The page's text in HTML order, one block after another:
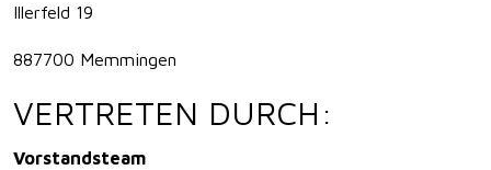
Illerfeld 19
887700 Memmingen
VERTRETEN DURCH:
Vorstandsteam